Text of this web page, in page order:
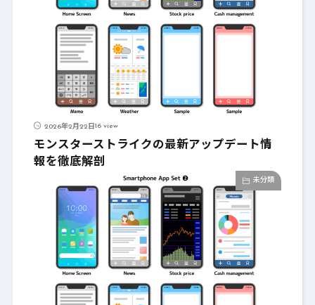
2026年2月22日16 view
モンスターストライクの最新アップデート情
報を徹底解剖
未分類